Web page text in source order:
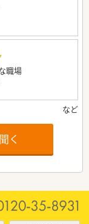
職場
く